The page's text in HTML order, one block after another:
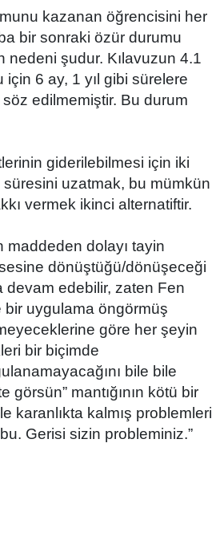
kazanan öğrencisini her
bir sonraki özür durumu
şudur. Kılavuzun 4.1
için 6 ay, 1 yıl gibi sürelere
edilmemiştir. Bu durum
giderilebilmesi için iki
uzatmak, bu mümkün
vermek ikinci alternatiftir.
dolayı tayin
dönüştüğü/dönüşeceği
devam edebilir, zaten Fen
bir uygulama öngörmüş
göre her şeyin
bir biçimde
bile bile
görsün” mantığının kötü bir
karanlıkta kalmış problemleri
Gerisi sizin probleminiz.”